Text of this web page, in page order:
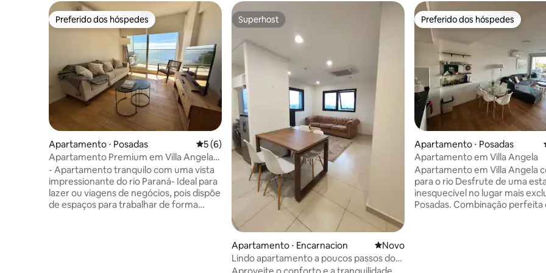
Preferido dos hóspedes
Preferido dos hóspedes
Apartamento ⋅ Posadas 5 de uma avaliação média de 5, 6 avaliações
5 (6)
Apartamento Premium em Villa Angela
com vista para o rio.
- Apartamento tranquilo com uma vista
impressionante do rio Paraná- Ideal para
lazer ou viagens de negócios, pois dispõe
de espaços para trabalhar de forma
Superhost
Superhost
Apartamento ⋅ Encarnacion Novo lugar para ficar
Novo
Lindo apartamento a poucos passos do
sambódromo e do shopping.
Preferido dos hóspedes
Preferido dos hóspedes
Apartamento ⋅ Posadas
Apartamento em Villa Angela
Apartamento em Villa Angela
para o rio Desfrute de uma estadia
inesquecível no lugar mais
Posadas. Combinação perfeita